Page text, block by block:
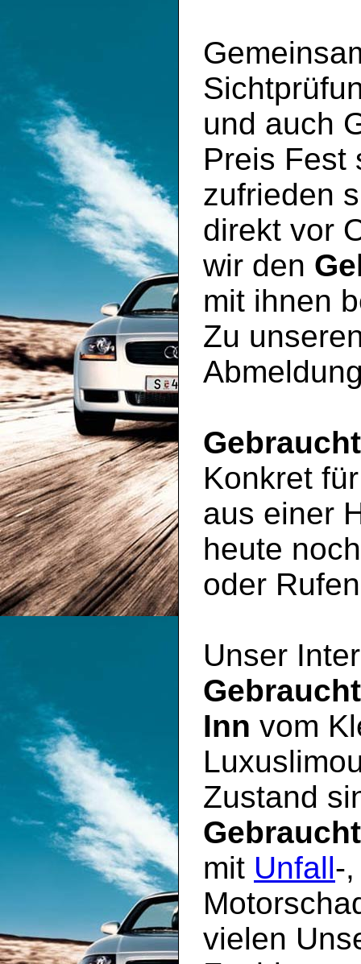
und auch
Preis Fest
zufrieden
direkt vor
wir den
mit ihnen
Zu
Konkret
aus einer
heute
oder
Unser
Inn vom
Zustand
mit Unfall-
vielen